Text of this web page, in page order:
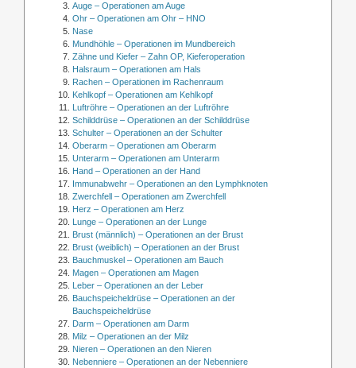
Auge – Operationen am Auge
Ohr – Operationen am Ohr – HNO
Nase
Mundhöhle – Operationen im Mundbereich
Zähne und Kiefer – Zahn OP, Kieferoperation
Halsraum – Operationen am Hals
Rachen – Operationen im Rachenraum
Kehlkopf – Operationen am Kehlkopf
Luftröhre – Operationen an der Luftröhre
Schilddrüse – Operationen an der Schilddrüse
Schulter – Operationen an der Schulter
Oberarm – Operationen am Oberarm
Unterarm – Operationen am Unterarm
Hand – Operationen an der Hand
Immunabwehr – Operationen an den Lymphknoten
Zwerchfell – Operationen am Zwerchfell
Herz – Operationen am Herz
Lunge – Operationen an der Lunge
Brust (männlich) – Operationen an der Brust
Brust (weiblich) – Operationen an der Brust
Bauchmuskel – Operationen am Bauch
Magen – Operationen am Magen
Leber – Operationen an der Leber
Bauchspeicheldrüse – Operationen an der
Bauchspeicheldrüse
Darm – Operationen am Darm
Milz – Operationen an der Milz
Nieren – Operationen an den Nieren
Nebenniere – Operationen an der Nebenniere